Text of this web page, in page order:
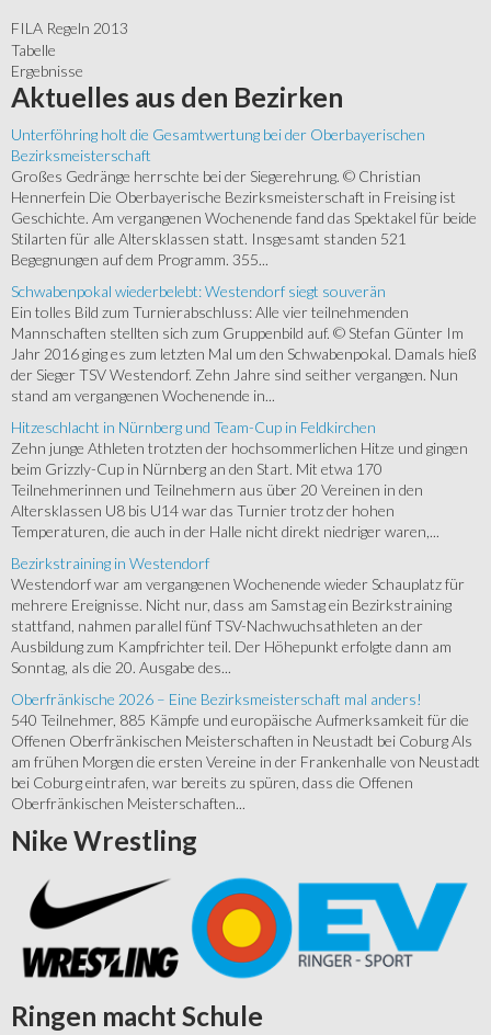
FILA Regeln 2013
Tabelle
Ergebnisse
Aktuelles aus den Bezirken
Unterföhring holt die Gesamtwertung bei der Oberbayerischen
Bezirksmeisterschaft
Großes Gedränge herrschte bei der Siegerehrung. © Christian
Hennerfein Die Oberbayerische Bezirksmeisterschaft in Freising ist
Geschichte. Am vergangenen Wochenende fand das Spektakel für beide
Stilarten für alle Altersklassen statt. Insgesamt standen 521
Begegnungen auf dem Programm. 355...
Schwabenpokal wiederbelebt: Westendorf siegt souverän
Ein tolles Bild zum Turnierabschluss: Alle vier teilnehmenden
Mannschaften stellten sich zum Gruppenbild auf. © Stefan Günter Im
Jahr 2016 ging es zum letzten Mal um den Schwabenpokal. Damals hieß
der Sieger TSV Westendorf. Zehn Jahre sind seither vergangen. Nun
stand am vergangenen Wochenende in...
Hitzeschlacht in Nürnberg und Team-Cup in Feldkirchen
Zehn junge Athleten trotzten der hochsommerlichen Hitze und gingen
beim Grizzly-Cup in Nürnberg an den Start. Mit etwa 170
Teilnehmerinnen und Teilnehmern aus über 20 Vereinen in den
Altersklassen U8 bis U14 war das Turnier trotz der hohen
Temperaturen, die auch in der Halle nicht direkt niedriger waren,...
Bezirkstraining in Westendorf
Westendorf war am vergangenen Wochenende wieder Schauplatz für
mehrere Ereignisse. Nicht nur, dass am Samstag ein Bezirkstraining
stattfand, nahmen parallel fünf TSV-Nachwuchsathleten an der
Ausbildung zum Kampfrichter teil. Der Höhepunkt erfolgte dann am
Sonntag, als die 20. Ausgabe des...
Oberfränkische 2026 – Eine Bezirksmeisterschaft mal anders!
540 Teilnehmer, 885 Kämpfe und europäische Aufmerksamkeit für die
Offenen Oberfränkischen Meisterschaften in Neustadt bei Coburg Als
am frühen Morgen die ersten Vereine in der Frankenhalle von Neustadt
bei Coburg eintrafen, war bereits zu spüren, dass die Offenen
Oberfränkischen Meisterschaften...
Nike Wrestling
Ringen macht Schule